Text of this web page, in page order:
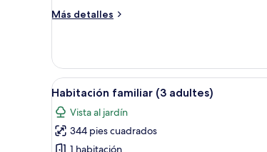
Más detalles
Más
doble
superior
Abrir
todas
las
fotos
Habitación de
7
Habitación familiar (3 adultes)
Vista al jardín
344 pies cuadrados
1 habitación